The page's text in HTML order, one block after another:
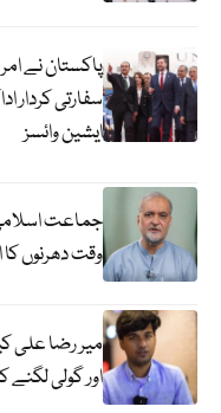
پاکستان نے
سفارتی کردار
ایشین وائسز
وقت دھرنوں
میر رضا علی
اور گولی